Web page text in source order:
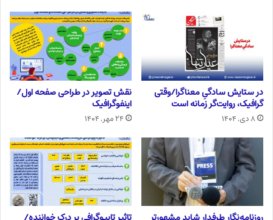
در ستایش سادگیِ معناگرا/وقتی
گرافیک، روایت‌گر زمانه است
۸ دی, ۱۴۰۴
نقش تصویر در طراحی صفحه اول/
اینفوگرافیک
۲۴ مهر, ۱۴۰۴